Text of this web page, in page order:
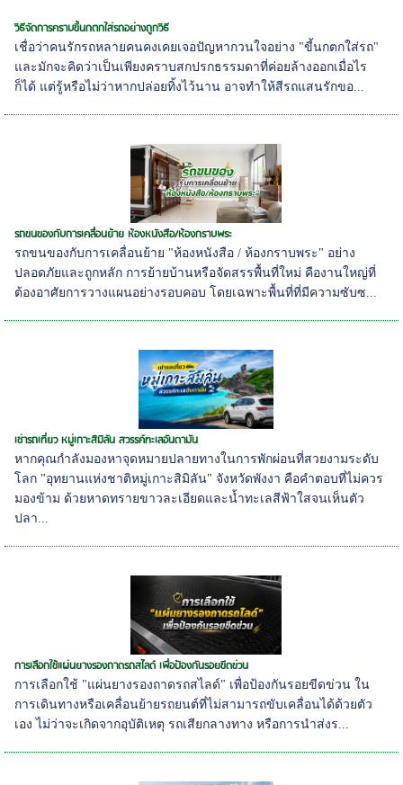
วิธีจัดการคราบขี้นกตกใส่รถอย่างถูกวิธี
เชื่อว่าคนรักรถหลายคนคงเคยเจอปัญหากวนใจอย่าง "ขี้นกตกใส่รถ"
และมักจะคิดว่าเป็นเพียงคราบสกปรกธรรมดาที่ค่อยล้างออกเมื่อไร
ก็ได้ แต่รู้หรือไม่ว่าหากปล่อยทิ้งไว้นาน อาจทำให้สีรถแสนรักขอ...
รถขนของกับการเคลื่อนย้าย ห้องหนังสือ/ห้องกราบพระ
รถขนของกับการเคลื่อนย้าย "ห้องหนังสือ / ห้องกราบพระ" อย่าง
ปลอดภัยและถูกหลัก การย้ายบ้านหรือจัดสรรพื้นที่ใหม่ คืองานใหญ่ที่
ต้องอาศัยการวางแผนอย่างรอบคอบ โดยเฉพาะพื้นที่ที่มีความซับซ...
เช่ารถเที่ยว หมู่เกาะสิมิลัน สวรรค์ทะเลอันดามัน
หากคุณกำลังมองหาจุดหมายปลายทางในการพักผ่อนที่สวยงามระดับ
โลก "อุทยานแห่งชาติหมู่เกาะสิมิลัน" จังหวัดพังงา คือคำตอบที่ไม่ควร
มองข้าม ด้วยหาดทรายขาวละเอียดและน้ำทะเลสีฟ้าใสจนเห็นตัว
ปลา...
การเลือกใช้แผ่นยางรองถาดรถสไลด์ เพื่อป้องกันรอยขีดข่วน
การเลือกใช้ "แผ่นยางรองถาดรถสไลด์" เพื่อป้องกันรอยขีดข่วน ใน
การเดินทางหรือเคลื่อนย้ายรถยนต์ที่ไม่สามารถขับเคลื่อนได้ด้วยตัว
เอง ไม่ว่าจะเกิดจากอุบัติเหตุ รถเสียกลางทาง หรือการนำส่งร...